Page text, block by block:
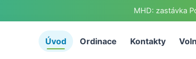
MHD: zastávka
Úvod Ordinace Kontakty